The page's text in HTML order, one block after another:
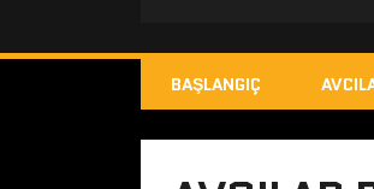
BAŞLANGIÇ